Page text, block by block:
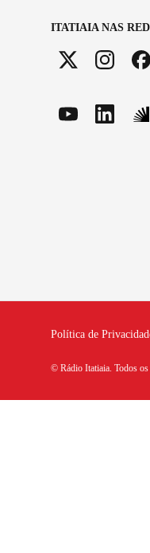
ITATIAIA NAS
Política de
© Rádio Itatiaia. Todos